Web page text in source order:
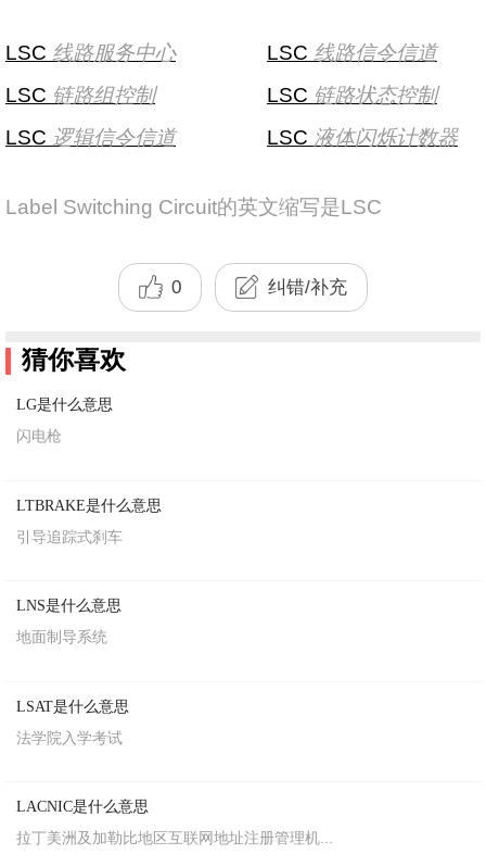
LSC 线路服务中心 LSC 线路信令信道
LSC 链路组控制 LSC 链路状态控制
LSC 逻辑信令信道 LSC 液体闪烁计数器
Label Switching Circuit的英文缩写是LSC
0 纠错/补充
猜你喜欢
LG是什么意思
闪电枪
LTBRAKE是什么意思
引导追踪式刹车
LNS是什么意思
地面制导系统
LSAT是什么意思
法学院入学考试
LACNIC是什么意思
拉丁美洲及加勒比地区互联网地址注册管理机...